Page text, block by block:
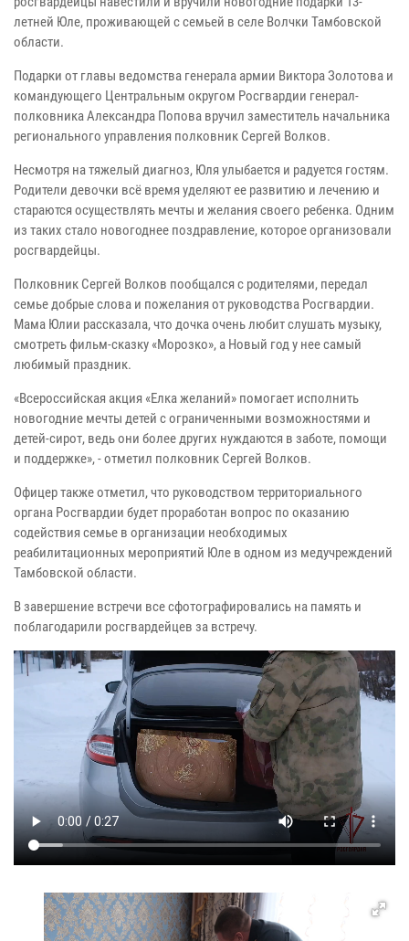
летней Юле, проживающей с семьей в селе Волчки Тамбовской
области.
Подарки от главы ведомства генерала армии Виктора Золотова и
командующего Центральным округом Росгвардии генерал-
полковника Александра Попова вручил заместитель начальника
регионального управления полковник Сергей Волков.
Несмотря на тяжелый диагноз, Юля улыбается и радуется гостям.
Родители девочки всё время уделяют ее развитию и лечению и
стараются осуществлять мечты и желания своего ребенка. Одним
из таких стало новогоднее поздравление, которое организовали
росгвардейцы.
Полковник Сергей Волков пообщался с родителями, передал
семье добрые слова и пожелания от руководства Росгвардии.
Мама Юлии рассказала, что дочка очень любит слушать музыку,
смотреть фильм-сказку «Морозко», а Новый год у нее самый
любимый праздник.
«Всероссийская акция «Елка желаний» помогает исполнить
новогодние мечты детей с ограниченными возможностями и
детей-сирот, ведь они более других нуждаются в заботе, помощи
и поддержке», - отметил полковник Сергей Волков.
Офицер также отметил, что руководством территориального
органа Росгвардии будет проработан вопрос по оказанию
содействия семье в организации необходимых
реабилитационных мероприятий Юле в одном из медучреждений
Тамбовской области.
В завершение встречи все сфотографировались на память и
поблагодарили росгвардейцев за встречу.